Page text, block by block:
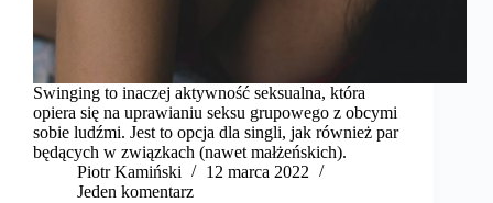
Swinging to inaczej aktywność seksualna, która
opiera się na uprawianiu seksu grupowego z obcymi
sobie ludźmi. Jest to opcja dla singli, jak również par
będących w związkach (nawet małżeńskich).
Piotr Kamiński
12 marca 2022
Jeden komentarz